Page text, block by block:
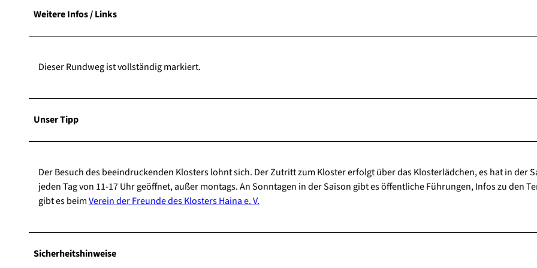
Weitere Infos / Links
Dieser Rundweg ist vollständig markiert.
Unser Tipp
Der Besuch des beeindruckenden Klosters lohnt sich. Der Zutritt zum Kloster erfolgt über das Klosterlädchen, es hat in der
jeden Tag von 11-17 Uhr geöffnet, außer montags. An Sonntagen in der Saison gibt es öffentliche Führungen, Infos zu den
gibt es beimVerein der Freunde des Klosters Haina e. V.
Sicherheitshinweise